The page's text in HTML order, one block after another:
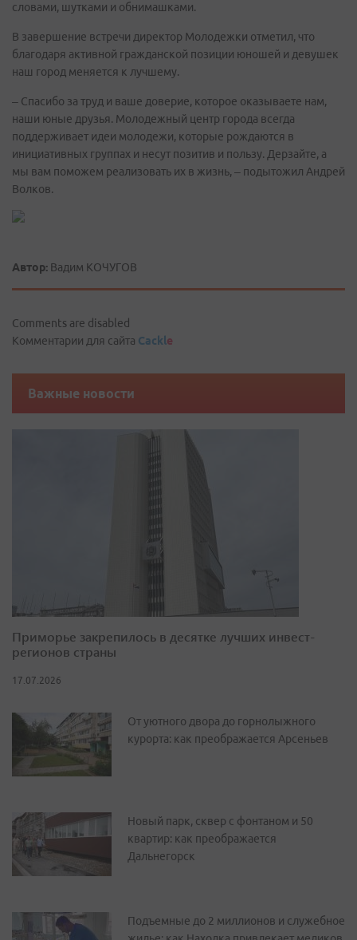
словами, шутками и обнимашками.
В завершение встречи директор Молодежки отметил, что
благодаря активной гражданской позиции юношей и девушек
наш город меняется к лучшему.
– Спасибо за труд и ваше доверие, которое оказываете нам,
наши юные друзья. Молодежный центр города всегда
поддерживает идеи молодежи, которые рождаются в
инициативных группах и несут позитив и пользу. Дерзайте, а
мы вам поможем реализовать их в жизнь, – подытожил Андрей
Волков.
Автор: Вадим КОЧУГОВ
Comments are disabled
Комментарии для сайта Cackle
Важные новости
Приморье закрепилось в десятке лучших инвест-
регионов страны
17.07.2026
От уютного двора до горнолыжного
курорта: как преображается Арсеньев
Новый парк, сквер с фонтаном и 50
квартир: как преображается
Дальнегорск
Подъемные до 2 миллионов и служебное